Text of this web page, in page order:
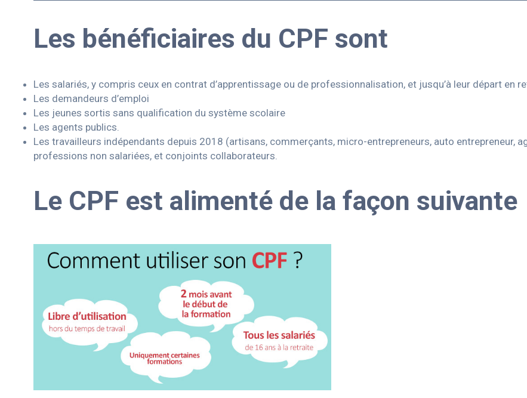
Les bénéficiaires du CPF sont
Les salariés, y compris ceux en contrat d’apprentissage ou de professionnalisation, et jusqu’à leur départ en
Les demandeurs d’emploi
Les jeunes sortis sans qualification du système scolaire
Les agents publics.
Les travailleurs indépendants depuis 2018 (artisans, commerçants, micro-entrepreneurs, auto entrepreneur,
professions non salariées, et conjoints collaborateurs.
Le CPF est alimenté de la façon suivante